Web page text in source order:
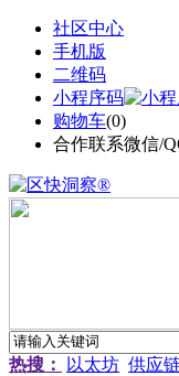
社区中心
手机版
二维码
小程序码
购物车(0)
合作联系微信/
热搜： 以太坊 供应